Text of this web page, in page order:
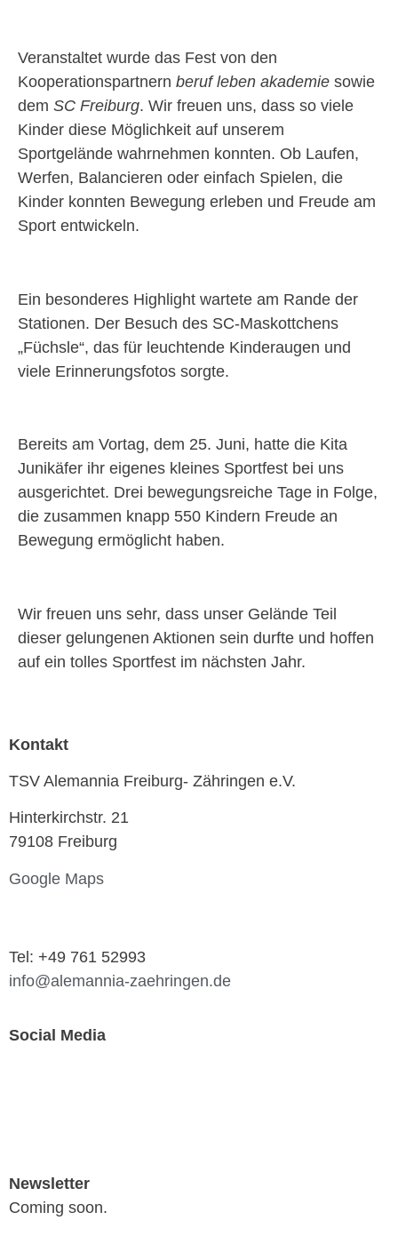
Veranstaltet wurde das Fest von den
Kooperationspartnern beruf leben akademie sowie
dem SC Freiburg. Wir freuen uns, dass so viele
Kinder diese Möglichkeit auf unserem
Sportgelände wahrnehmen konnten. Ob Laufen,
Werfen, Balancieren oder einfach Spielen, die
Kinder konnten Bewegung erleben und Freude am
Sport entwickeln.
Ein besonderes Highlight wartete am Rande der
Stationen. Der Besuch des SC-Maskottchens
„Füchsle“, das für leuchtende Kinderaugen und
viele Erinnerungsfotos sorgte.
Bereits am Vortag, dem 25. Juni, hatte die Kita
Junikäfer ihr eigenes kleines Sportfest bei uns
ausgerichtet. Drei bewegungsreiche Tage in Folge,
die zusammen knapp 550 Kindern Freude an
Bewegung ermöglicht haben.
Wir freuen uns sehr, dass unser Gelände Teil
dieser gelungenen Aktionen sein durfte und hoffen
auf ein tolles Sportfest im nächsten Jahr.
Kontakt
TSV Alemannia Freiburg- Zähringen e.V.
Hinterkirchstr. 21
79108 Freiburg
Google Maps
Tel: +49 761 52993
info@alemannia-zaehringen.de
Social Media
Newsletter
Coming soon.